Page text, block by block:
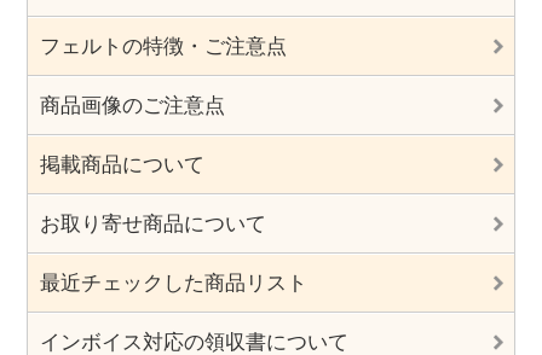
フェルトの特徴・ご注意点
商品画像のご注意点
掲載商品について
お取り寄せ商品について
最近チェックした商品リスト
インボイス対応の領収書について